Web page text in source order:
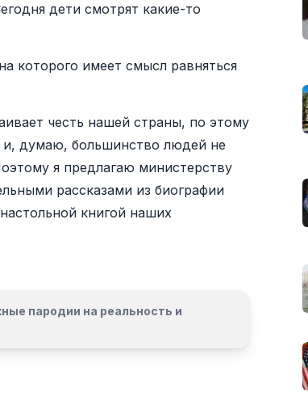
дети смотрят какие-то
которого имеет смысл равняться
честь нашей страны, по этому
думаю, большинство людей не
я предлагаю министерству
рассказами из биографии
книгой наших
пародии на реальность и